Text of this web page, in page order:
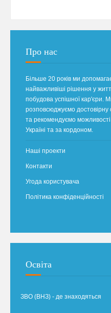
Про нас
Більше 20 років ми
найважливіші рішення у
побудова успішної кар'єри.
розповсюджуємо
та рекомендуємо
Україні та за кордоном.
Наші проекти
Контакти
Угода користувача
Політика конфіденційності
Освіта
ЗВО (ВНЗ) - де знаходяться